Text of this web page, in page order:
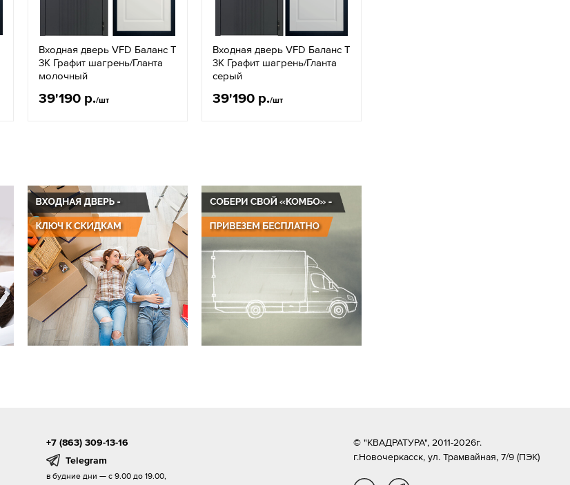
Входная дверь VFD Баланс T
3К Графит шагрень/Гланта
молочный
39'190 р./шт
Входная дверь VFD Баланс T
3К Графит шагрень/Гланта
серый
39'190 р./шт
+7 (863) 309-13-16
Telegram
в будние дни — с 9.00 до 19.00,
© "КВАДРАТУРА", 2011-2026г.
г.Новочеркасск, ул. Трамвайная, 7/9 (ПЭК)